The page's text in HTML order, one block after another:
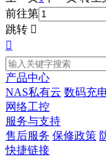
前往第
跳转 

产品中心
NAS私有云 数码充
网络工控
服务与支持
售后服务 保修政策
快捷链接